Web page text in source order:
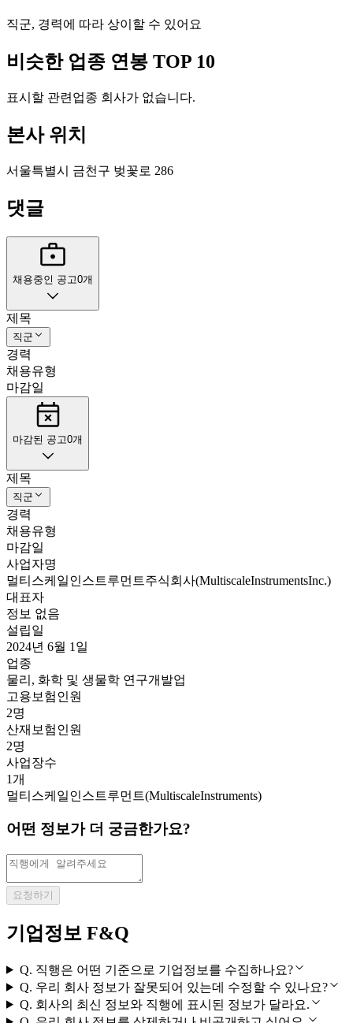
직군, 경력에 따라 상이할 수 있어요
비슷한 업종 연봉 TOP 10
표시할 관련업종 회사가 없습니다.
본사 위치
서울특별시 금천구 벚꽃로 286
댓글
채용중인 공고0개
제목
직군
경력
채용유형
마감일
마감된 공고0개
제목
직군
경력
채용유형
마감일
사업자명
멀티스케일인스트루먼트주식회사(MultiscaleInstrumentsInc.)
대표자
정보 없음
설립일
2024년 6월 1일
업종
물리, 화학 및 생물학 연구개발업
고용보험인원
2명
산재보험인원
2명
사업장수
1개
멀티스케일인스트루먼트(MultiscaleInstruments)
어떤 정보가 더 궁금한가요?
요청하기
기업정보 F&Q
Q. 직행은 어떤 기준으로 기업정보를 수집하나요?
Q. 우리 회사 정보가 잘못되어 있는데 수정할 수 있나요?
Q. 회사의 최신 정보와 직행에 표시된 정보가 달라요.